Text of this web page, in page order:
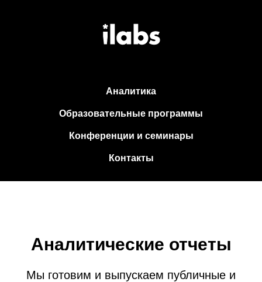
Аналитика
Образовательные программы
Конференции и семинары
Контакты
Аналитические отчеты
Мы готовим и выпускаем публичные и